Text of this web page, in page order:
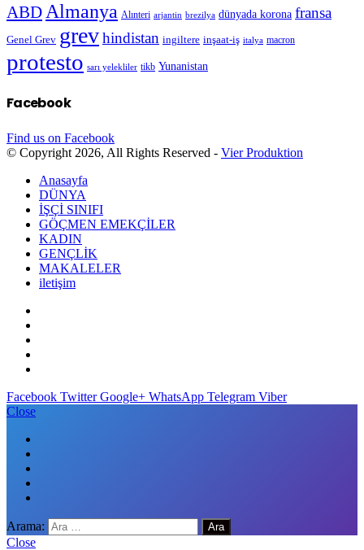
ABD Almanya Alınteri arjantin brezilya dünyada korona fransa
Genel Grev grevhindistan ingiltere inşaat-iş italya macron
protesto sarı yelekliler tikb Yunanistan
Facebook
Find us on Facebook
© Copyright 2026, All Rights Reserved - Vier Produktion
Anasayfa
DÜNYA
İŞÇİ SINIFI
GÖÇMEN EMEKÇİLER
KADIN
GENÇLİK
MAKALELER
iletişim
Facebook Twitter Google+ WhatsApp Telegram Viber
Close
Arama:
Close